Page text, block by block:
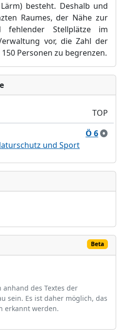
besteht. Deshalb und
Raumes, der Nähe zur
fehlender Stellplätze im
vor, die Zahl der
Personen zu begrenzen.
TOP
Ö 6
und Sport
Beta
des Textes der
sein. Es ist daher möglich, das
erkannt werden.